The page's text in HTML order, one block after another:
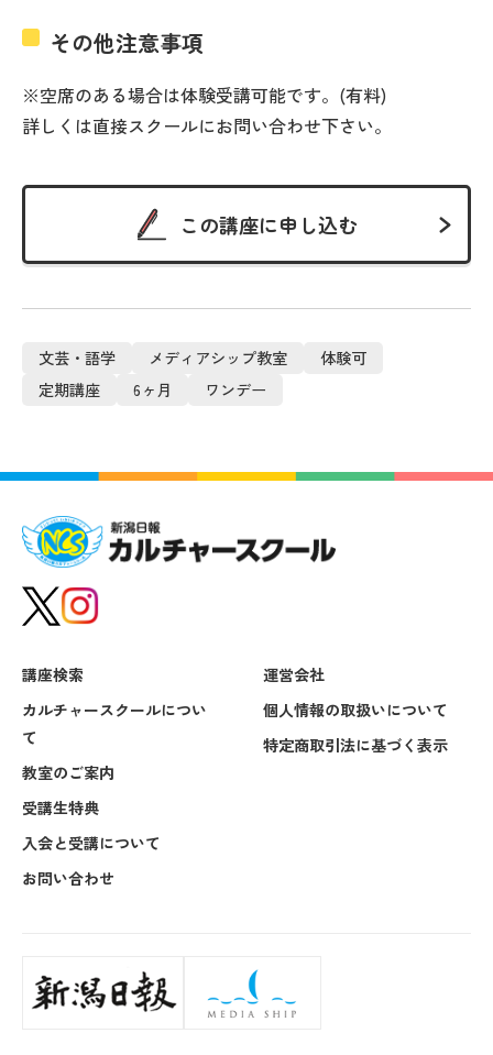
その他注意事項
※空席のある場合は体験受講可能です。(有料)
詳しくは直接スクールにお問い合わせ下さい。
この講座に申し込む
文芸・語学 メディアシップ教室
体験可
定期講座
6ヶ月 ワンデー
講座検索
カルチャースクールについ
て
教室のご案内
受講生特典
入会と受講について
お問い合わせ
運営会社
個人情報の取扱いについて
特定商取引法に基づく表示